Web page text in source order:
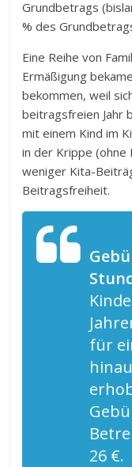
Grundbetrags
% des
Eine Reihe von
Ermäßigung
bekommen, weil
beitragsfreien Jahr
mit einem Kind im
in der Krippe
weniger Kita-
Beitragsfreiheit.
für
26 €.